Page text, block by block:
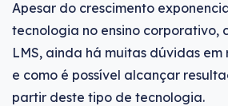
Apesar do crescimento
tecnologia no ensino corporativo,
LMS, ainda há muitas dúvidas
e como é possível alcançar
partir deste tipo de tecnologia.